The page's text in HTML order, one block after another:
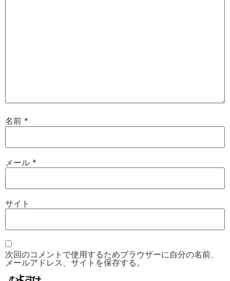
名前 *
メール *
サイト
次回のコメントで使用するためブラウザーに自分の名前、
メールアドレス、サイトを保存する。